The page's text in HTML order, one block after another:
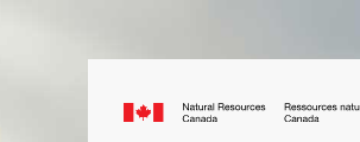
Canada.ca